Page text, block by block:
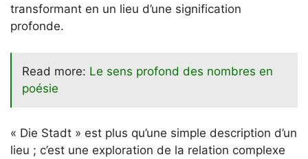
transformant en un lieu d’une signification
profonde.
Read more: Le sens profond des nombres en
poésie
« Die Stadt » est plus qu’une simple description d’un
lieu ; c’est une exploration de la relation complexe